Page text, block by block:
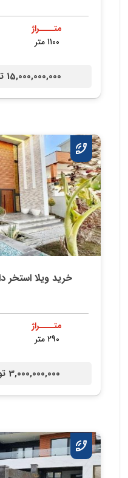
متــــراژ
1100 متر
15,000,000,000 تومان /
خرید ویلا استخر
متــــراژ
290 متر
3,000,000,000 تومان /